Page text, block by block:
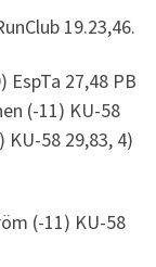
19.23,46.
EspTa 27,48 PB
(-11) KU-58
KU-58 29,83, 4)
(-11) KU-58